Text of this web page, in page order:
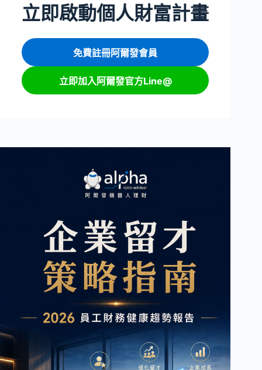
立即啟動個人財富計畫
免費註冊阿爾發會員
立即加入阿爾發官方Line@